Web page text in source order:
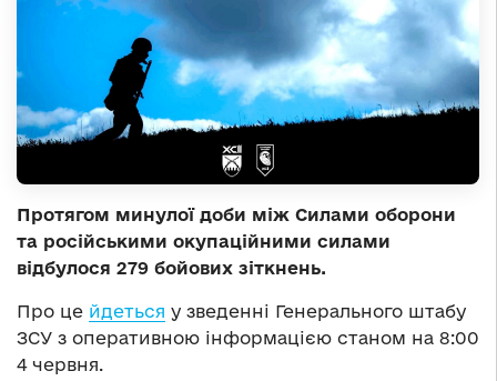
Протягом минулої доби між Силами оборони
та російськими окупаційними силами
відбулося 279 бойових зіткнень.
Про це йдеться у зведенні Генерального штабу
ЗСУ з оперативною інформацією станом на 8:00
4 червня.